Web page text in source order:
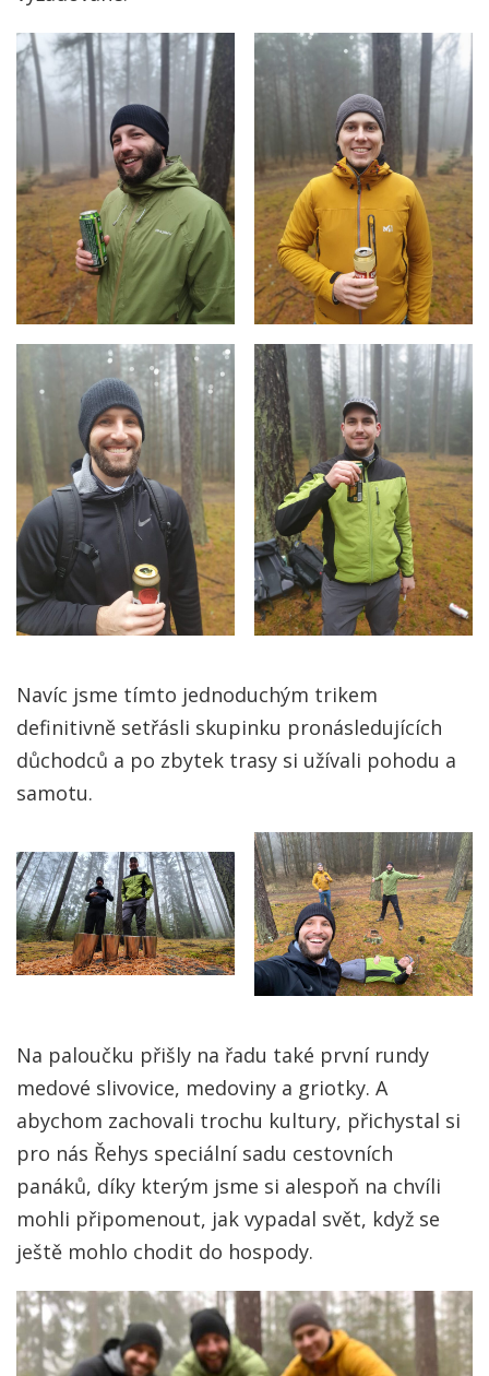
Navíc jsme tímto jednoduchým trikem
definitivně setřásli skupinku pronásledujících
důchodců a po zbytek trasy si užívali pohodu a
samotu.
Na paloučku přišly na řadu také první rundy
medové slivovice, medoviny a griotky. A
abychom zachovali trochu kultury, přichystal si
pro nás Řehys speciální sadu cestovních
panáků, díky kterým jsme si alespoň na chvíli
mohli připomenout, jak vypadal svět, když se
ještě mohlo chodit do hospody.